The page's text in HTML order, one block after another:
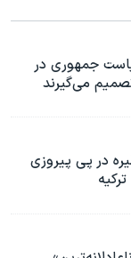
جمهوری در
می‌گیرند
در پی پیروزی